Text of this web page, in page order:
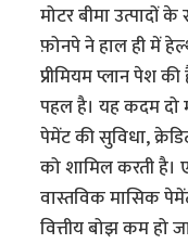
मोटर बीमा उत्पादों
फ़ोनपे ने हाल ही में
प्रीमियम प्लान पेश
पहल है। यह कदम दो
पेमेंट की सुविधा,
को शामिल करती
वास्तविक मासिक
वित्तीय बोझ कम हो